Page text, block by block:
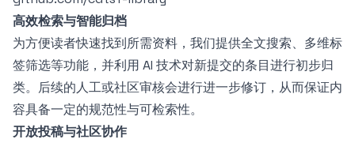
高效检索与智能归档
为方便读者快速找到所需资料，我们提供全文搜索、多维标
签筛选等功能，并利用 AI 技术对新提交的条目进行初步归
类。后续的人工或社区审核会进行进一步修订，从而保证内
容具备一定的规范性与可检索性。
开放投稿与社区协作